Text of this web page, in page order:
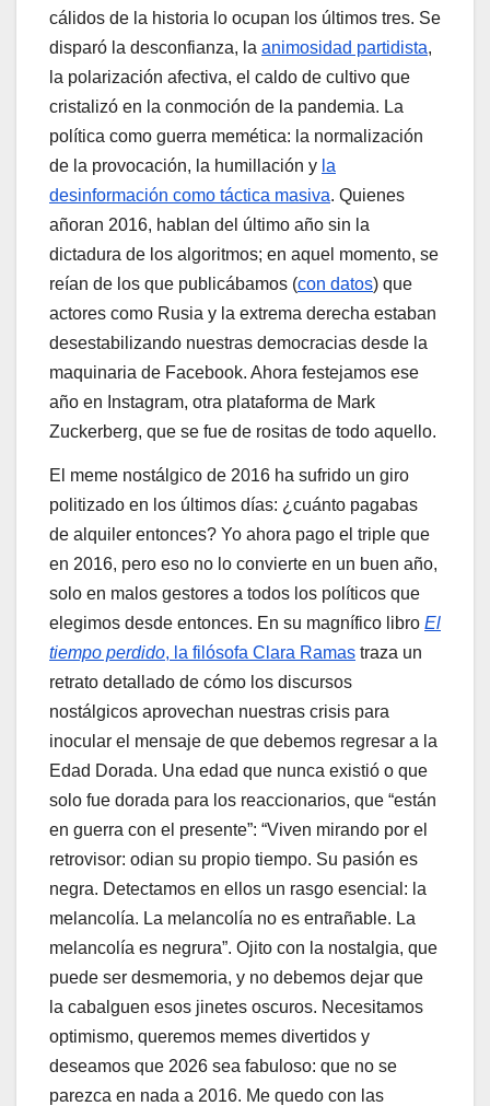
cálidos de la historia lo ocupan los últimos tres. Se
disparó la desconfianza, la animosidad partidista,
la polarización afectiva, el caldo de cultivo que
cristalizó en la conmoción de la pandemia. La
política como guerra memética: la normalización
de la provocación, la humillación y la
desinformación como táctica masiva. Quienes
añoran 2016, hablan del último año sin la
dictadura de los algoritmos; en aquel momento, se
reían de los que publicábamos (con datos) que
actores como Rusia y la extrema derecha estaban
desestabilizando nuestras democracias desde la
maquinaria de Facebook. Ahora festejamos ese
año en Instagram, otra plataforma de Mark
Zuckerberg, que se fue de rositas de todo aquello.
El meme nostálgico de 2016 ha sufrido un giro
politizado en los últimos días: ¿cuánto pagabas
de alquiler entonces? Yo ahora pago el triple que
en 2016, pero eso no lo convierte en un buen año,
solo en malos gestores a todos los políticos que
elegimos desde entonces. En su magnífico libro El
tiempo perdido, la filósofa Clara Ramas traza un
retrato detallado de cómo los discursos
nostálgicos aprovechan nuestras crisis para
inocular el mensaje de que debemos regresar a la
Edad Dorada. Una edad que nunca existió o que
solo fue dorada para los reaccionarios, que “están
en guerra con el presente”: “Viven mirando por el
retrovisor: odian su propio tiempo. Su pasión es
negra. Detectamos en ellos un rasgo esencial: la
melancolía. La melancolía no es entrañable. La
melancolía es negrura”. Ojito con la nostalgia, que
puede ser desmemoria, y no debemos dejar que
la cabalguen esos jinetes oscuros. Necesitamos
optimismo, queremos memes divertidos y
deseamos que 2026 sea fabuloso: que no se
parezca en nada a 2016. Me quedo con las